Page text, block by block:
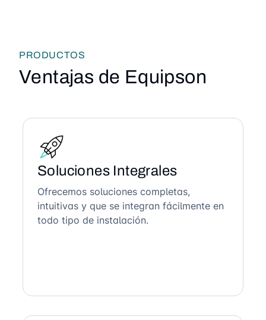
PRODUCTOS
Ventajas de Equipson
Soluciones Integrales
Ofrecemos soluciones completas,
intuitivas y que se integran fácilmente en
todo tipo de instalación.